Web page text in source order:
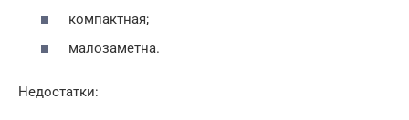
компактная;
малозаметна.
Недостатки: